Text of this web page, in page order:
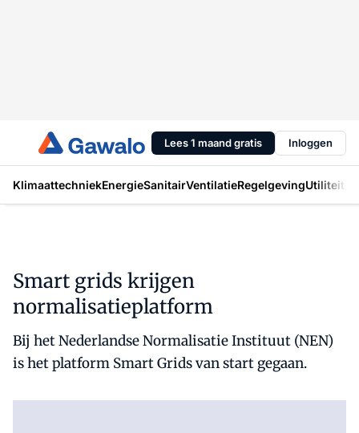
Lees 1 maand gratis Inloggen
KlimaattechniekEnergieSanitairVentilatieRegelgevingUtiliteit
Smart grids krijgen
normalisatieplatform
Bij het Nederlandse Normalisatie Instituut (NEN)
is het platform Smart Grids van start gegaan.